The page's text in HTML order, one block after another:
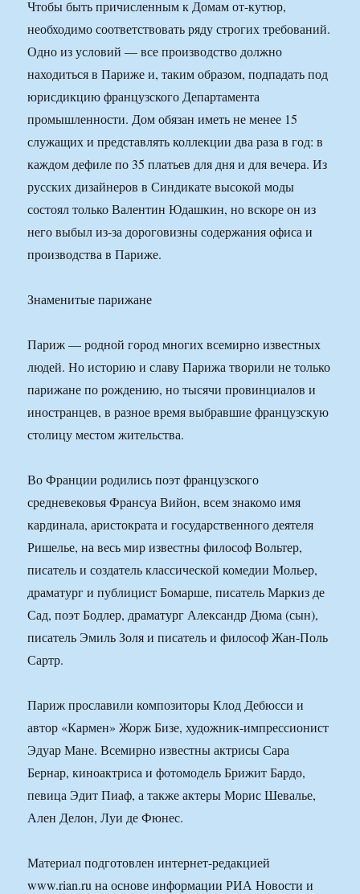
Чтобы быть причисленным к Домам от-кутюр,
необходимо соответствовать ряду строгих требований.
Одно из условий — все производство должно
находиться в Париже и, таким образом, подпадать под
юрисдикцию французского Департамента
промышленности. Дом обязан иметь не менее 15
служащих и представлять коллекции два раза в год: в
каждом дефиле по 35 платьев для дня и для вечера. Из
русских дизайнеров в Синдикате высокой моды
состоял только Валентин Юдашкин, но вскоре он из
него выбыл из-за дороговизны содержания офиса и
производства в Париже.
Знаменитые парижане
Париж — родной город многих всемирно известных
людей. Но историю и славу Парижа творили не только
парижане по рождению, но тысячи провинциалов и
иностранцев, в разное время выбравшие французскую
столицу местом жительства.
Во Франции родились поэт французского
средневековья Франсуа Вийон, всем знакомо имя
кардинала, аристократа и государственного деятеля
Ришелье, на весь мир известны философ Вольтер,
писатель и создатель классической комедии Мольер,
драматург и публицист Бомарше, писатель Маркиз де
Сад, поэт Бодлер, драматург Александр Дюма (сын),
писатель Эмиль Золя и писатель и философ Жан-Поль
Сартр.
Париж прославили композиторы Клод Дебюсси и
автор «Кармен» Жорж Бизе, художник-импрессионист
Эдуар Мане. Всемирно известны актрисы Сара
Бернар, киноактриса и фотомодель Брижит Бардо,
певица Эдит Пиаф, а также актеры Морис Шевалье,
Ален Делон, Луи де Фюнес.
Материал подготовлен интернет-редакцией
www.rian.ru на основе информации РИА Новости и